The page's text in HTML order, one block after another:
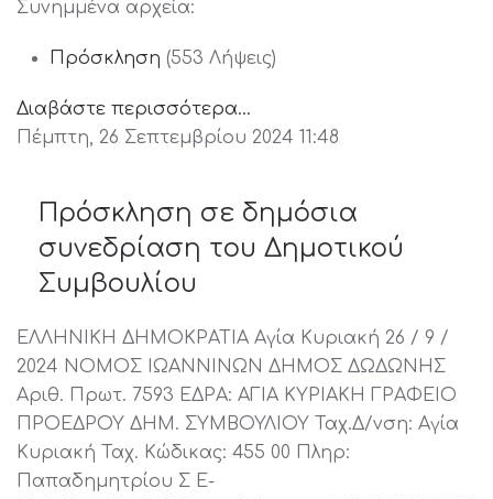
Συνημμένα αρχεία:
Πρόσκληση (553 Λήψεις)
Διαβάστε περισσότερα...
Πέμπτη, 26 Σεπτεμβρίου 2024 11:48
Πρόσκληση σε δημόσια
συνεδρίαση του Δημοτικού
Συμβουλίου
ΕΛΛΗΝΙΚΗ ΔΗΜΟΚΡΑΤΙΑ Αγία Κυριακή 26 / 9 /
2024 ΝΟΜΟΣ ΙΩΑΝΝΙΝΩΝ ΔΗΜΟΣ ΔΩΔΩΝΗΣ
Αριθ. Πρωτ. 7593 ΕΔΡΑ: ΑΓΙΑ ΚΥΡΙΑΚΗ ΓΡΑΦΕΙΟ
ΠΡΟΕΔΡΟΥ ΔΗΜ. ΣΥΜΒΟΥΛΙΟΥ Ταχ.Δ/νση: Αγία
Κυριακή Ταχ. Κώδικας: 455 00 Πληρ:
Παπαδημητρίου Σ E-